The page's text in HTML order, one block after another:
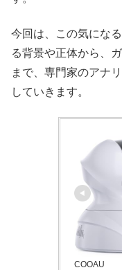
今回は、この気にな
る背景や正体から、
まで、専門家のアナ
していきます。
COOAU